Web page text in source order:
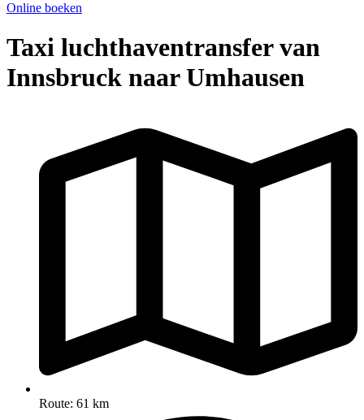
Online boeken
Taxi luchthaventransfer van
Innsbruck naar Umhausen
Route: 61 km